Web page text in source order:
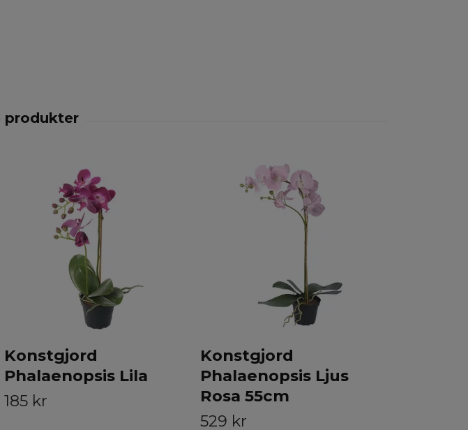
Konstgjord
Phalaenopsis Lila
185 kr
Konstgjord
Phalaenopsis Ljus
Rosa 55cm
529 kr